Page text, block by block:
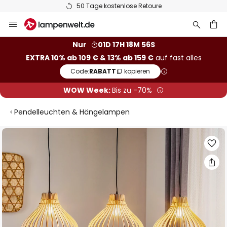
50 Tage kostenlose Retoure
Inhalt
Nur
01D 17H 18M 56S
EXTRA 10% ab 109 € & 13% ab 159 €auf fast alles
Code:RABATT kopieren
WOW Week:Bis zu -70%
Pendelleuchten & Hängelampen
Zum
der
Bildgalerie
springen